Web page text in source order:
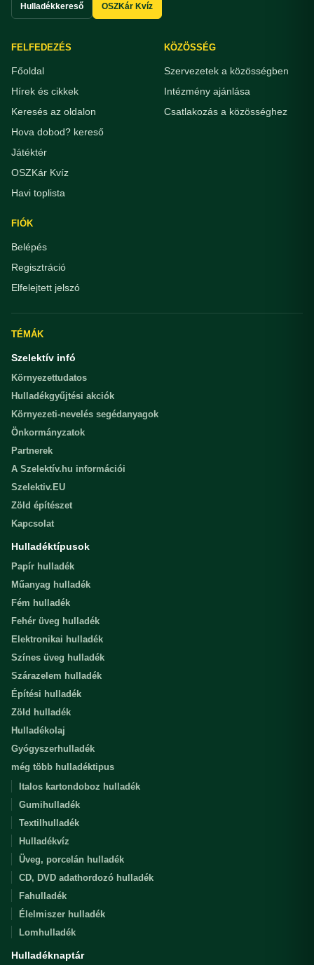
Hulladékkereső OSZKár Kvíz
FELFEDEZÉS
Főoldal
Hírek és cikkek
Keresés az oldalon
Hova dobod? kereső
Játéktér
OSZKár Kvíz
Havi toplista
KÖZÖSSÉG
Szervezetek a közösségben
Intézmény ajánlása
Csatlakozás a közösséghez
FIÓK
Belépés
Regisztráció
Elfelejtett jelszó
TÉMÁK
Szelektív infó
Környezettudatos
Hulladékgyűjtési akciók
Környezeti-nevelés segédanyagok
Önkormányzatok
Partnerek
A Szelektív.hu információi
Szelektiv.EU
Zöld építészet
Kapcsolat
Hulladéktípusok
Papír hulladék
Műanyag hulladék
Fém hulladék
Fehér üveg hulladék
Elektronikai hulladék
Színes üveg hulladék
Szárazelem hulladék
Építési hulladék
Zöld hulladék
Hulladékolaj
Gyógyszerhulladék
még több hulladéktipus
Italos kartondoboz hulladék
Gumihulladék
Textilhulladék
Hulladékvíz
Üveg, porcelán hulladék
CD, DVD adathordozó hulladék
Fahulladék
Élelmiszer hulladék
Lomhulladék
Hulladéknaptár